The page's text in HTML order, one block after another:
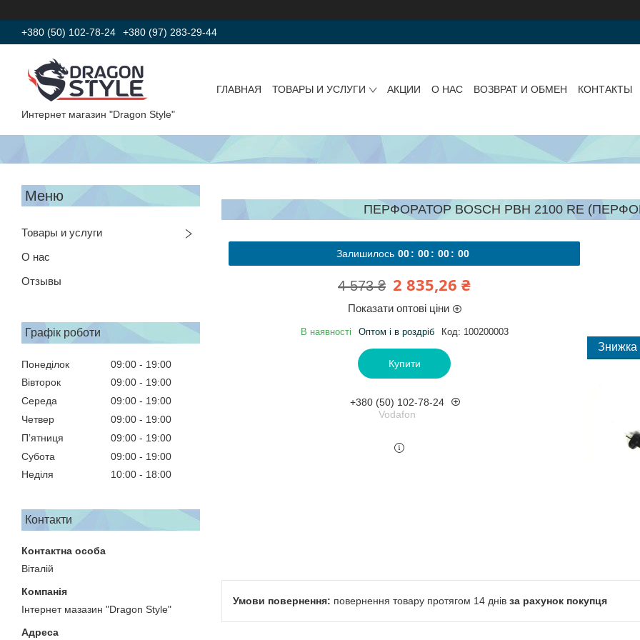
+380 (50) 102-78-24 +380 (97) 283-29-44
Интернет магазин "Dragon Style"
ГЛАВНАЯ ТОВАРЫ И УСЛУГИ АКЦИИ О НАС ВОЗВРАТ И ОБМЕН КОНТАКТЫ
Товары и услуги
О нас
Отзывы
Графік роботи
Понеділок 09:00
19:00
Вівторок
09:00
19:00
Середа
09:00
19:00
Четвер
09:00
19:00
Пʼятниця
09:00
19:00
Субота
09:00
19:00
Неділя
10:00 18:00
Контакти
Віталій
Інтернет мазазин "Dragon Style"
ПЕРФОРАТОР BOSCH PBH 2100 RE
Залишилось 00 00 00 00
4 573 ₴ 2 835,26 ₴
Показати оптові ціни
В наявності Оптом і в роздріб Код: 100200003
Купити
+380 (50) 102-78-24
Vodafon
повернення товару протягом 14 днів за рахунок покупця